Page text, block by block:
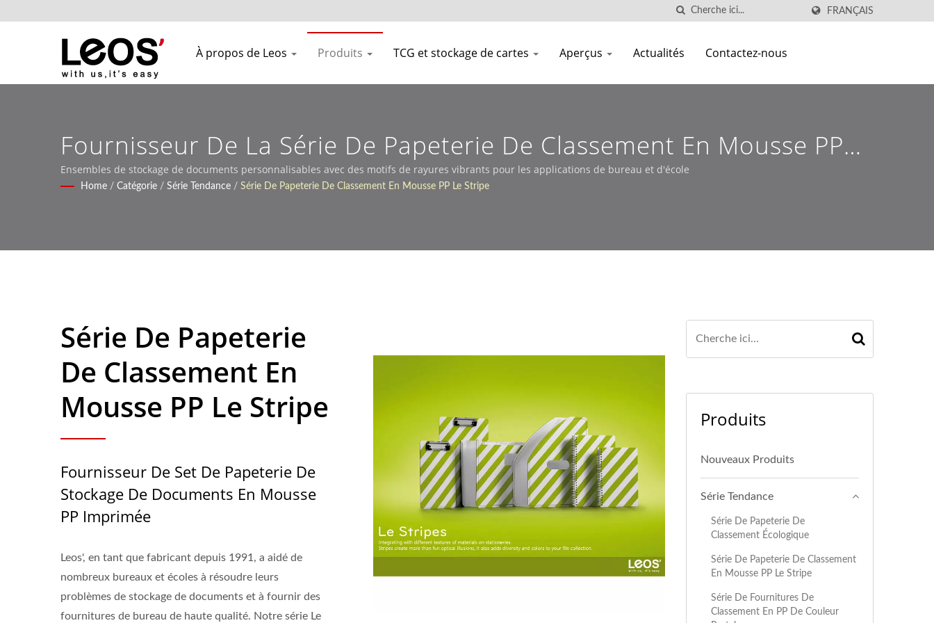
FRANÇAIS
À propos de Leos Produits TCG et stockage de cartes Aperçus Actualités Contactez-nous
Fournisseur De La Série De Papeterie De Classement En Mousse PP
Le Stripe
Ensembles de stockage de documents personnalisables avec des motifs de rayures vibrants pour les applications de bureau et d'école
Home / Catégorie / Série Tendance / Série De Papeterie De Classement En Mousse PP Le Stripe
Série De Papeterie
De Classement En
Mousse PP Le Stripe
Fournisseur De Set De Papeterie De
Stockage De Documents En Mousse
PP Imprimée
Leos', en tant que fabricant depuis 1991, a aidé de
nombreux bureaux et écoles à résoudre leurs
problèmes de stockage de documents et à fournir des
fournitures de bureau de haute qualité. Notre série Le
Produits
Nouveaux Produits
Série Tendance
Série De Papeterie De
Classement Écologique
Série De Papeterie De Classement
En Mousse PP Le Stripe
Série De Fournitures De
Classement En PP De Couleur